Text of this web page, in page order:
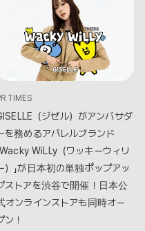
TIMES
（ジゼル）がアンバサダ
を務めるアパレルブランド
Wacky WiLLy（ワッキーウィリ
）」が日本初の単独ポップアッ
ストアを渋谷で開催！日本公
オンラインストアも同時オー
ン！